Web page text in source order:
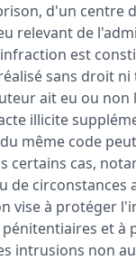
d'un centre
relevant de
est
sans droit
ait eu ou
illicite
même code
certains cas,
de circonstances
vise à protéger
et à
intrusions non